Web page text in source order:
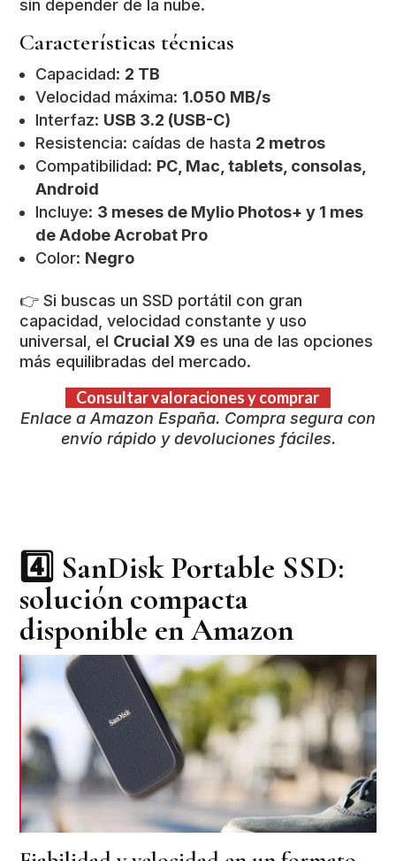
sin depender de la nube.
Características técnicas
Capacidad: 2 TB
Velocidad máxima: 1.050 MB/s
Interfaz: USB 3.2 (USB-C)
Resistencia: caídas de hasta 2 metros
Compatibilidad: PC, Mac, tablets, consolas,
Android
Incluye: 3 meses de Mylio Photos+ y 1 mes
de Adobe Acrobat Pro
Color: Negro
👉 Si buscas un SSD portátil con gran
capacidad, velocidad constante y uso
universal, el Crucial X9 es una de las opciones
más equilibradas del mercado.
Consultar valoraciones y comprar
Enlace a Amazon España. Compra segura con
envío rápido y devoluciones fáciles.
4️⃣ SanDisk Portable SSD:
solución compacta
disponible en Amazon